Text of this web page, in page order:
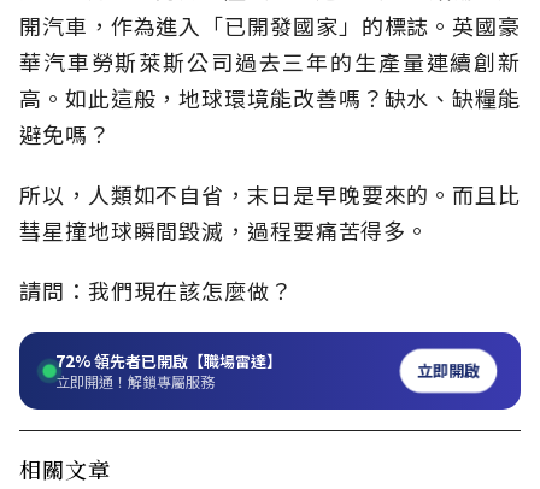
開汽車，作為進入「已開發國家」的標誌。英國豪
華汽車勞斯萊斯公司過去三年的生產量連續創新
高。如此這般，地球環境能改善嗎？缺水、缺糧能
避免嗎？
所以，人類如不自省，末日是早晚要來的。而且比
彗星撞地球瞬間毀滅，過程要痛苦得多。
請問：我們現在該怎麼做？
72%領先者已開啟【職場雷達】
立即開通！解鎖專屬服務 立即開啟
相關文章